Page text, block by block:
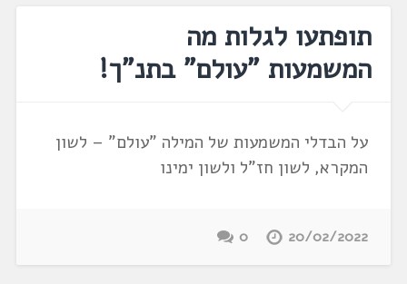
תופתעו לגלות מה
המשמעות "עולם" בתנ"ך!
על הבדלי המשמעות של המילה "עולם" – לשון
המקרא, לשון חז"ל ולשון ימינו
20/02/2022
0